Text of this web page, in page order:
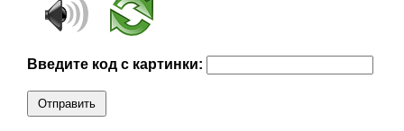
Введите код с картинки:
Отправить